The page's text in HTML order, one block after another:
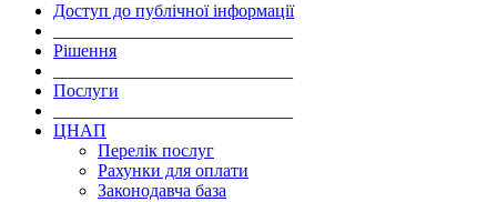
Доступ до публічної інформації
Рішення
Послуги
ЦНАП
Перелік послуг
Рахунки для оплати
Законодавча база